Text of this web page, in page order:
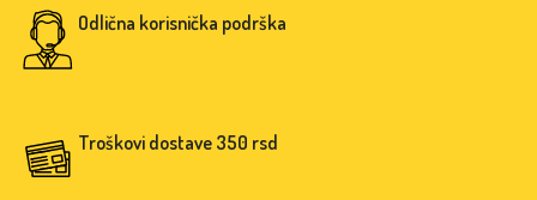
Odlična korisnička podrška
Troškovi dostave 350 rsd